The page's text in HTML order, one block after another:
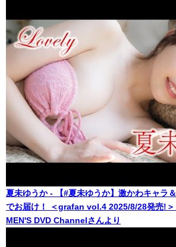
夏未ゆうか - 【#夏未ゆうか】激かわキャラ
でお届け！ ＜grafan vol.4 2025/8/28発売!
MEN'S DVD Channelさんより